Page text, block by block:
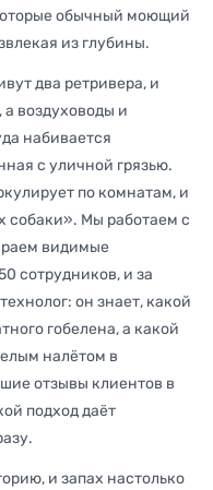
обычный моющий
из глубины.
два ретривера, и
воздуховоды и
набивается
с уличной грязью.
по комнатам, и
собаки». Мы работаем с
видимые
сотрудников, и за
он знает, какой
гобелена, а какой
налётом в
отзывы клиентов в
подход даёт
и запах настолько